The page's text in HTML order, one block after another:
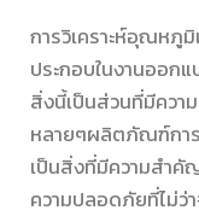
การวิเคราะห์อุณหภูมิ
ประกอบในงานออก
สิ่งนี้เป็นส่วนที่มีควา
หลายๆผลิตภัณฑ์การ
เป็นสิ่งที่มีความสำคั
ความปลอดภัยที่ไม่ว่